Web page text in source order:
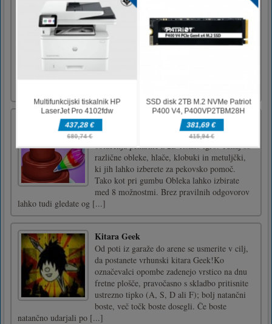
ABC skok
V tej igri smo za poučevanje abecede
uporabili žanr, podoben "Doodle Jump".
Uporabili smo metodo, s katero se bodo otroci
v svojem pravilnem vrstnem redu.Uporabite
Sladka torta Bakery Girls
Sweet Bakery Girls Cake je ugankarska igra
oblačenja pekarnic z 2D risano igro. Tukaj so
različne obleke, hlače, klobuki in metuljčki,
ki jih lahko izberete za pekovsko pomoč.
Tako kot pri gumbu Obleka lahko izbirate
med 8 možnostmi. Brez pravilnih odgovorov
lahko tudi gledate og [...]
Kitara Geek
Od poti iz garaže do arene se usmerite v cilj,
da postanete vrhunski kitara Geek!Ko
označevalci opombe zadenejo vrstico na dnu
fretne plošče, pravočasno s skladbo pritisnite
ustrezno tipko (A, S, D ali F); bolj natančni
boste, več točk boste dosegli. Če boste
natančno udarjali po [...]